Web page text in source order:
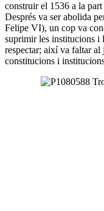
construir el 1536 a la
Després va ser abolida
Felipe VI), un cop va
suprimir les institucions i
respectar; així va faltar al
constitucions i